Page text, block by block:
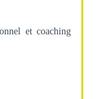
et coaching